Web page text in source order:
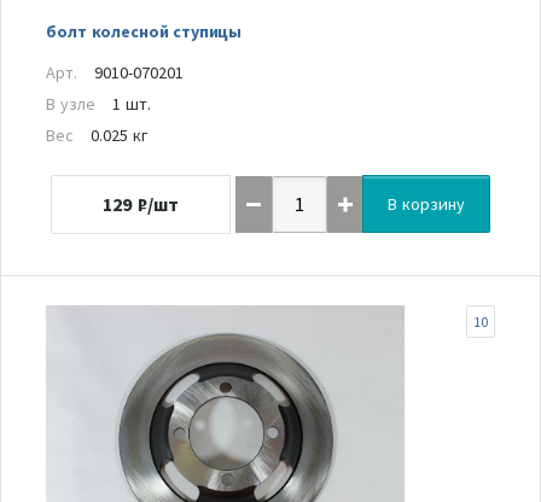
болт колесной ступицы
Арт.
9010-070201
В узле
1 шт.
Вес
0.025 кг
129 ₽/шт В корзину
10